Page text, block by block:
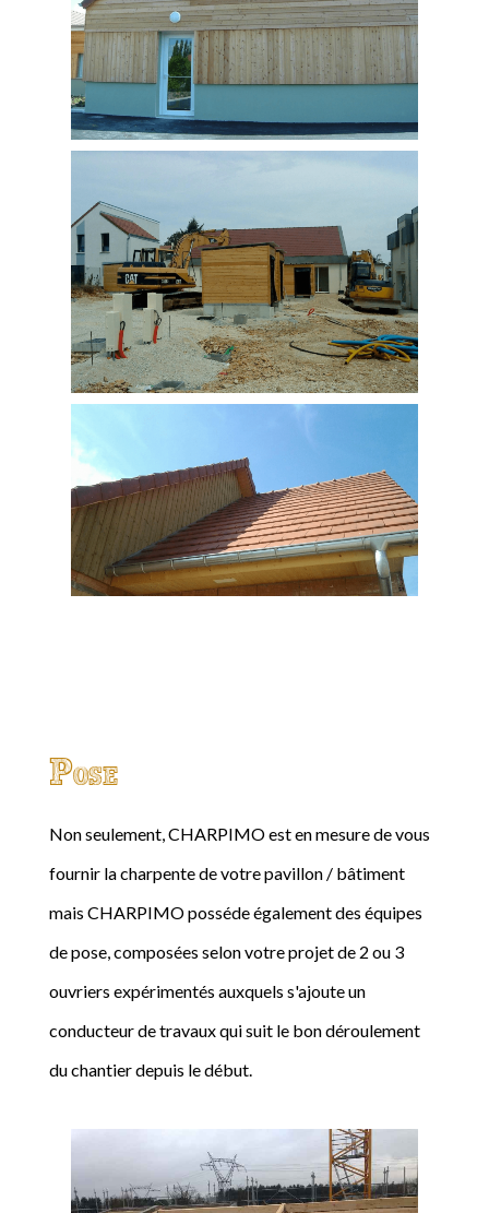
Pose
Non seulement, CHARPIMO est en mesure de vous
fournir la charpente de votre pavillon / bâtiment
mais CHARPIMO posséde également des équipes
de pose, composées selon votre projet de 2 ou 3
ouvriers expérimentés auxquels s'ajoute un
conducteur de travaux qui suit le bon déroulement
du chantier depuis le début.